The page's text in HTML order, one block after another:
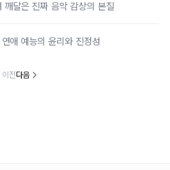
달은 진짜 음악 감상의 본질
애 예능의 윤리와 진정성
이전다음